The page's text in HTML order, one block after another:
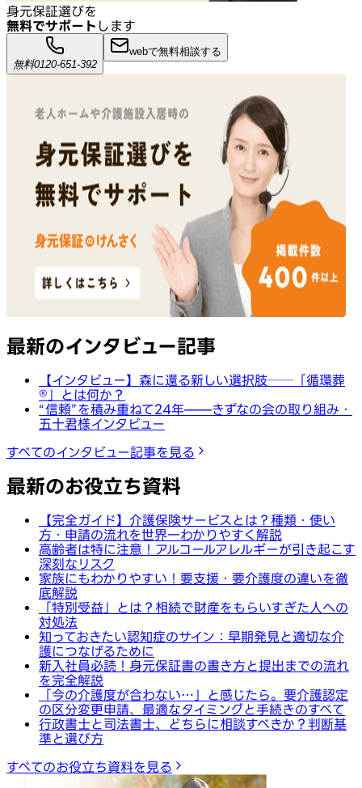
身元保証選びを
無料でサポート します
無料0120-651-392
webで無料相談する
最新のインタビュー記事
【インタビュー】森に還る新しい選択肢──「循環葬
®︎」とは何か？
“信頼”を積み重ねて24年——きずなの会の取り組み・
五十君様インタビュー
すべてのインタビュー記事を見る
最新のお役立ち資料
【完全ガイド】介護保険サービスとは？種類・使い
方・申請の流れを世界一わかりやすく解説
高齢者は特に注意！アルコールアレルギーが引き起こす
深刻なリスク
家族にもわかりやすい！要支援・要介護度の違いを徹
底解説
「特別受益」とは？相続で財産をもらいすぎた人への
対処法
知っておきたい認知症のサイン：早期発見と適切な介
護につなげるために
新入社員必読！身元保証書の書き方と提出までの流れ
を完全解説
「今の介護度が合わない…」と感じたら。要介護認定
の区分変更申請、最適なタイミングと手続きのすべて
行政書士と司法書士、どちらに相談すべきか？判断基
準と選び方
すべてのお役立ち資料を見る